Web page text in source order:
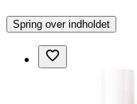
Spring over indholdet